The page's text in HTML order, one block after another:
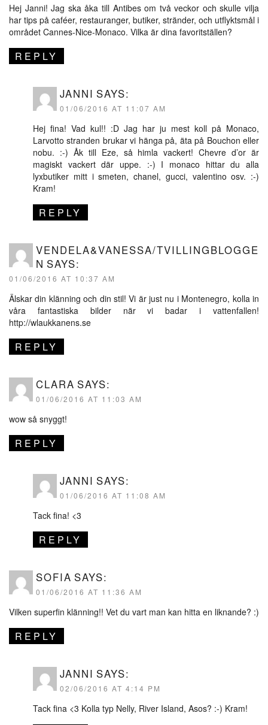
Hej Janni! Jag ska åka till Antibes om två veckor och skulle vilja
har tips på caféer, restauranger, butiker, stränder, och utflyktsmål i
området Cannes-Nice-Monaco. Vilka är dina favoritställen?
REPLY
JANNI SAYS:
01/06/2016 AT 11:07 AM
Hej fina! Vad kul!! :D Jag har ju mest koll på Monaco,
Larvotto stranden brukar vi hänga på, äta på Bouchon eller
nobu. :-) Åk till Eze, så himla vackert! Chevre d’or är
magiskt vackert där uppe. :-) I monaco hittar du alla
lyxbutiker mitt i smeten, chanel, gucci, valentino osv. :-)
Kram!
REPLY
VENDELA&VANESSA/TVILLINGBLOGGE
N SAYS:
01/06/2016 AT 10:37 AM
Älskar din klänning och din stil! Vi är just nu i Montenegro, kolla in
våra fantastiska bilder när vi badar i vattenfallen!
http://wlaukkanens.se
REPLY
CLARA SAYS:
01/06/2016 AT 11:03 AM
wow så snyggt!
REPLY
JANNI SAYS:
01/06/2016 AT 11:08 AM
Tack fina! <3
REPLY
SOFIA SAYS:
01/06/2016 AT 11:36 AM
Vilken superfin klänning!! Vet du vart man kan hitta en liknande? :)
REPLY
JANNI SAYS:
02/06/2016 AT 4:14 PM
Tack fina <3 Kolla typ Nelly, River Island, Asos? :-) Kram!